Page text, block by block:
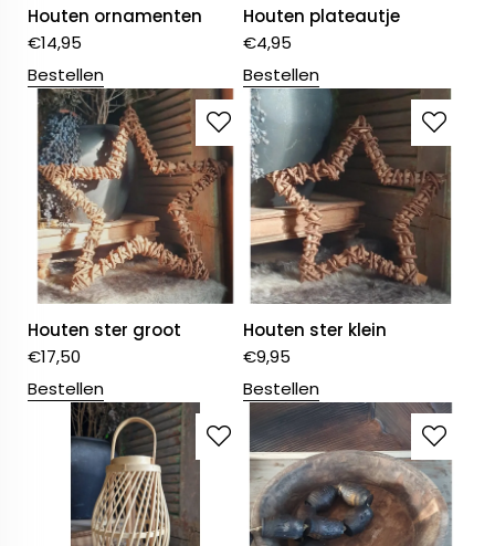
Houten ornamenten
€14,95
Bestellen
Houten plateautje
€4,95
Bestellen
Houten ster groot
€17,50
Bestellen
Houten ster klein
€9,95
Bestellen